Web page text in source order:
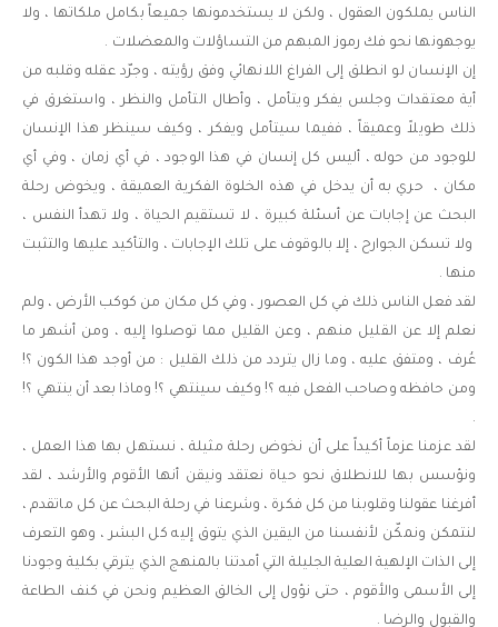
الناس يملكون العقول ، ولكن لا يستخدمونها جميعاً بكامل ملكاتها ، ولا
يوجهونها نحو فك رموز المبهم من التساؤلات والمعضلات .
إن الإنسان لو انطلق إلى الفراغ اللانهائي وفق رؤيته ، وجرّد عقله وقلبه من
أية معتقدات وجلس يفكر ويتأمل ، وأطال التأمل والنظر ، واستغرق في
ذلك طويلاً وعميقاً ، ففيما سيتأمل ويفكر ، وكيف سينظر هذا الإنسان
للوجود من حوله ، أليس كل إنسان في هذا الوجود ، في أي زمان ، وفي أي
مكان ، حري به أن يدخل في هذه الخلوة الفكرية العميقة ، ويخوض رحلة
البحث عن إجابات عن أسئلة كبيرة ، لا تستقيم الحياة ، ولا تهدأ النفس ،
ولا تسكن الجوارح ، إلا بالوقوف على تلك الإجابات ، والتأكيد عليها والتثبت
منها .
لقد فعل الناس ذلك في كل العصور ، وفي كل مكان من كوكب الأرض ، ولم
نعلم إلا عن القليل منهم ، وعن القليل مما توصلوا إليه ، ومن أشهر ما
عُرف ، ومتفق عليه ، وما زال يتردد من ذلك القليل : من أوجد هذا الكون ؟!
ومن حافظه وصاحب الفعل فيه ؟! وكيف سينتهي ؟! وماذا بعد أن ينتهي ؟!
.
لقد عزمنا عزماً أكيداً على أن نخوض رحلة مثيلة ، نستهل بها هذا العمل ،
ونؤسس بها للانطلاق نحو حياة نعتقد ونيقن أنها الأقوم والأرشد ، لقد
أفرغنا عقولنا وقلوبنا من كل فكرة ، وشرعنا في رحلة البحث عن كل ماتقدم ،
لنتمكن ونمكّن لأنفسنا من اليقين الذي يتوق إليه كل البشر ، وهو التعرف
إلى الذات الإلهية العلية الجليلة التي أمدتنا بالمنهج الذي يترقي بكلية وجودنا
إلى الأسمى والأقوم ، حتى نؤول إلى الخالق العظيم ونحن في كنف الطاعة
والقبول والرضا .